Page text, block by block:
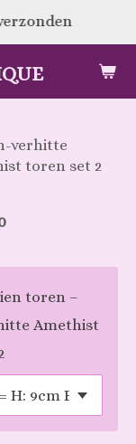
verhitte
toren set 2
toren –
Amethist